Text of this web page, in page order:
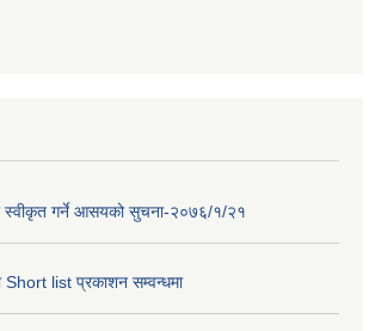
स्वीकृत गर्ने आसयको सुचना-२०७६/१/२१
Short list प्रकाशन सम्वन्धमा